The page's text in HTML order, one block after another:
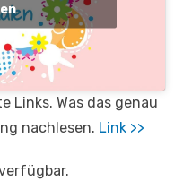
Links. Was das genau
nachlesen. Link >>